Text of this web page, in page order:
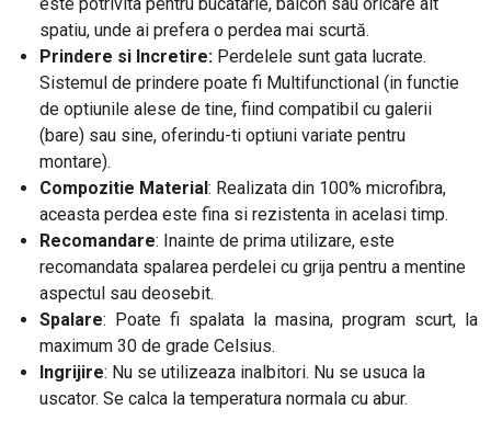
spatiu, unde ai prefera o perdea mai scurtă.
Prindere si Incretire: Perdelele sunt gata lucrate.
Sistemul de prindere poate fi Multifunctional (in functie
de optiunile alese de tine, fiind compatibil cu galerii
(bare) sau sine, oferindu-ti optiuni variate pentru
montare).
Compozitie Material: Realizata din 100% microfibra,
aceasta perdea este fina si rezistenta in acelasi timp.
Recomandare: Inainte de prima utilizare, este
recomandata spalarea perdelei cu grija pentru a mentine
aspectul sau deosebit.
Spalare: Poate fi spalata la masina, program scurt, la
maximum 30 de grade Celsius.
Ingrijire: Nu se utilizeaza inalbitori. Nu se usuca la
uscator. Se calca la temperatura normala cu abur.